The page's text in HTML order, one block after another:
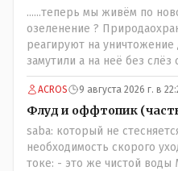
......теперь мы живём по
озеленение ?
реагируют на
замутили а на неё без
наивысший уровень
сносить пожалуйста ,а как
вот господин Бондаренко
бы по историческим
ликвидировано в
ACROS 9 августа 2026 г. в
Флуд и оффтопик
saba: который не
необходимость скорого
токе: - это же чистой воды